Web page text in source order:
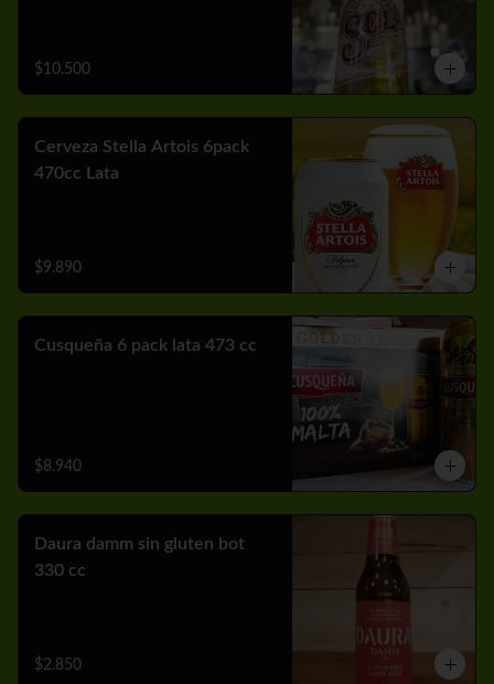
$10.500
Cerveza Stella Artois 6pack
470cc Lata
$9.890
Cusqueña 6 pack lata 473 cc
$8.940
Daura damm sin gluten bot
330 cc
$2.850